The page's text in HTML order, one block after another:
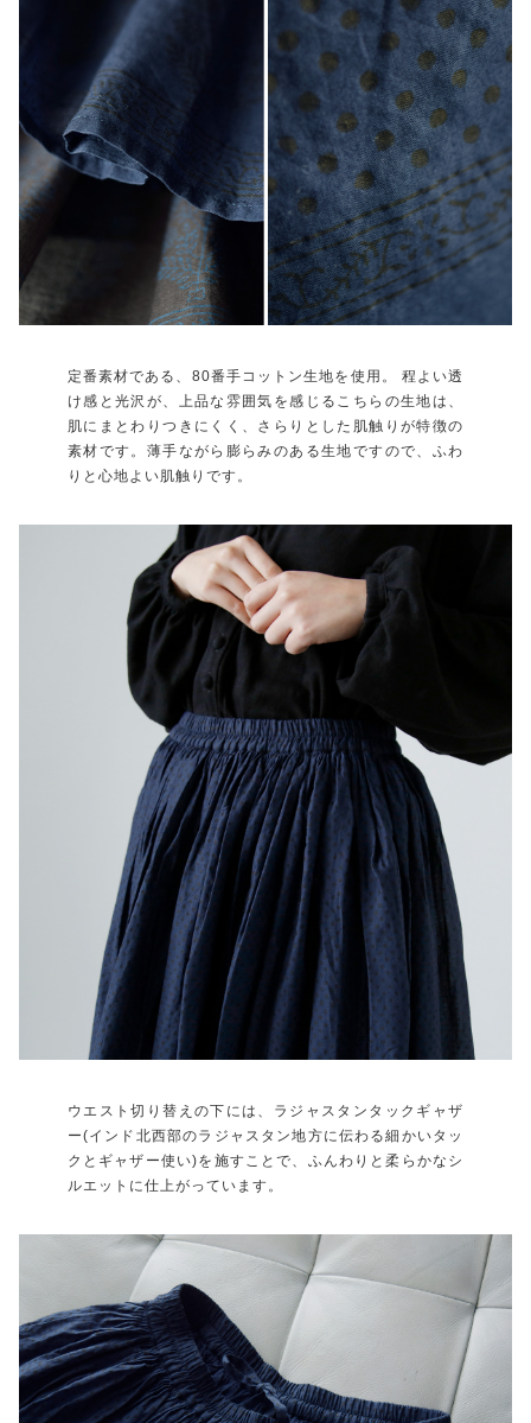
定番素材である、80番手コットン生地を使用。 程よい透
け感と光沢が、上品な雰囲気を感じるこちらの生地は、
肌にまとわりつきにくく、さらりとした肌触りが特徴の
素材です。薄手ながら膨らみのある生地ですので、ふわ
りと心地よい肌触りです。
ウエスト切り替えの下には、ラジャスタンタックギャザ
ー(インド北西部のラジャスタン地方に伝わる細かいタッ
クとギャザー使い)を施すことで、ふんわりと柔らかなシ
ルエットに仕上がっています。